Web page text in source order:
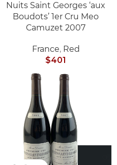
Nuits Saint Georges ‘aux
Boudots’ 1er Cru Meo
Camuzet 2007
France, Red
$401